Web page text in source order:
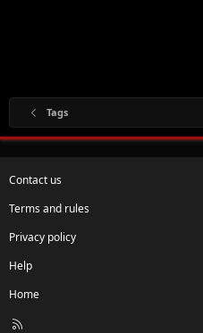
Tags
Contact us
Terms and rules
Privacy policy
Help
Home
R